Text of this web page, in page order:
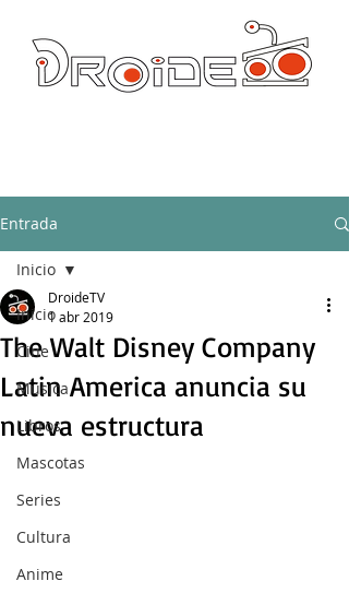
Entrada
Inicio
Cine
Música
Libros
Mascotas
Series
Cultura
Anime
Inicio
The Walt Disney Company
Latin America anuncia su
nueva estructura
DroideTV
1 abr 2019